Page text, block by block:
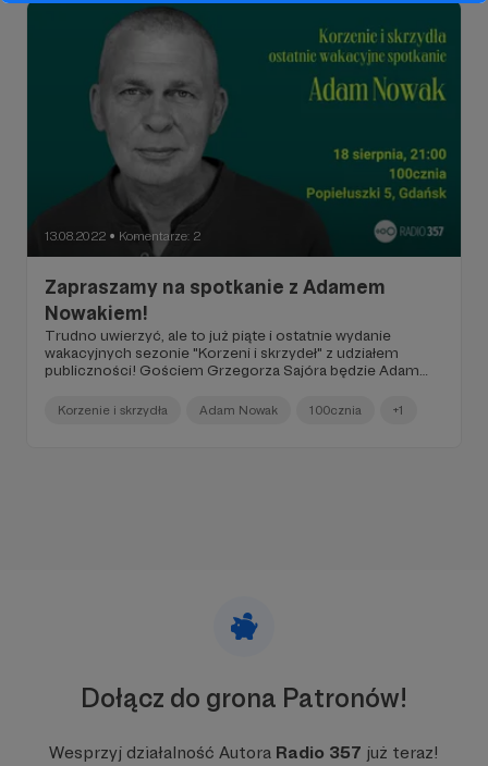
13.08.2022 ● Komentarze: 2
Zapraszamy na spotkanie z Adamem
Nowakiem!
Trudno uwierzyć, ale to już piąte i ostatnie wydanie
wakacyjnych sezonie "Korzeni i skrzydeł" z udziałem
publiczności! Gościem Grzegorza Sajóra będzie Adam
21:00 w gdańskiej 100czni. Zapisy na to spotkanie
Korzenie i skrzydła Adam Nowak 100cznia +1
Dołącz do grona Patronów!
Wesprzyj działalność Autora Radio 357 już teraz!